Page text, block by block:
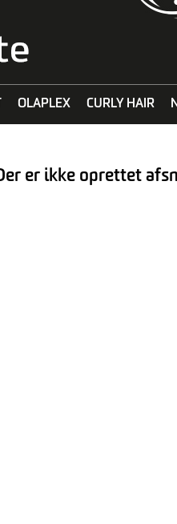
OLAPLEX CURLY HAIR
er ikke oprettet